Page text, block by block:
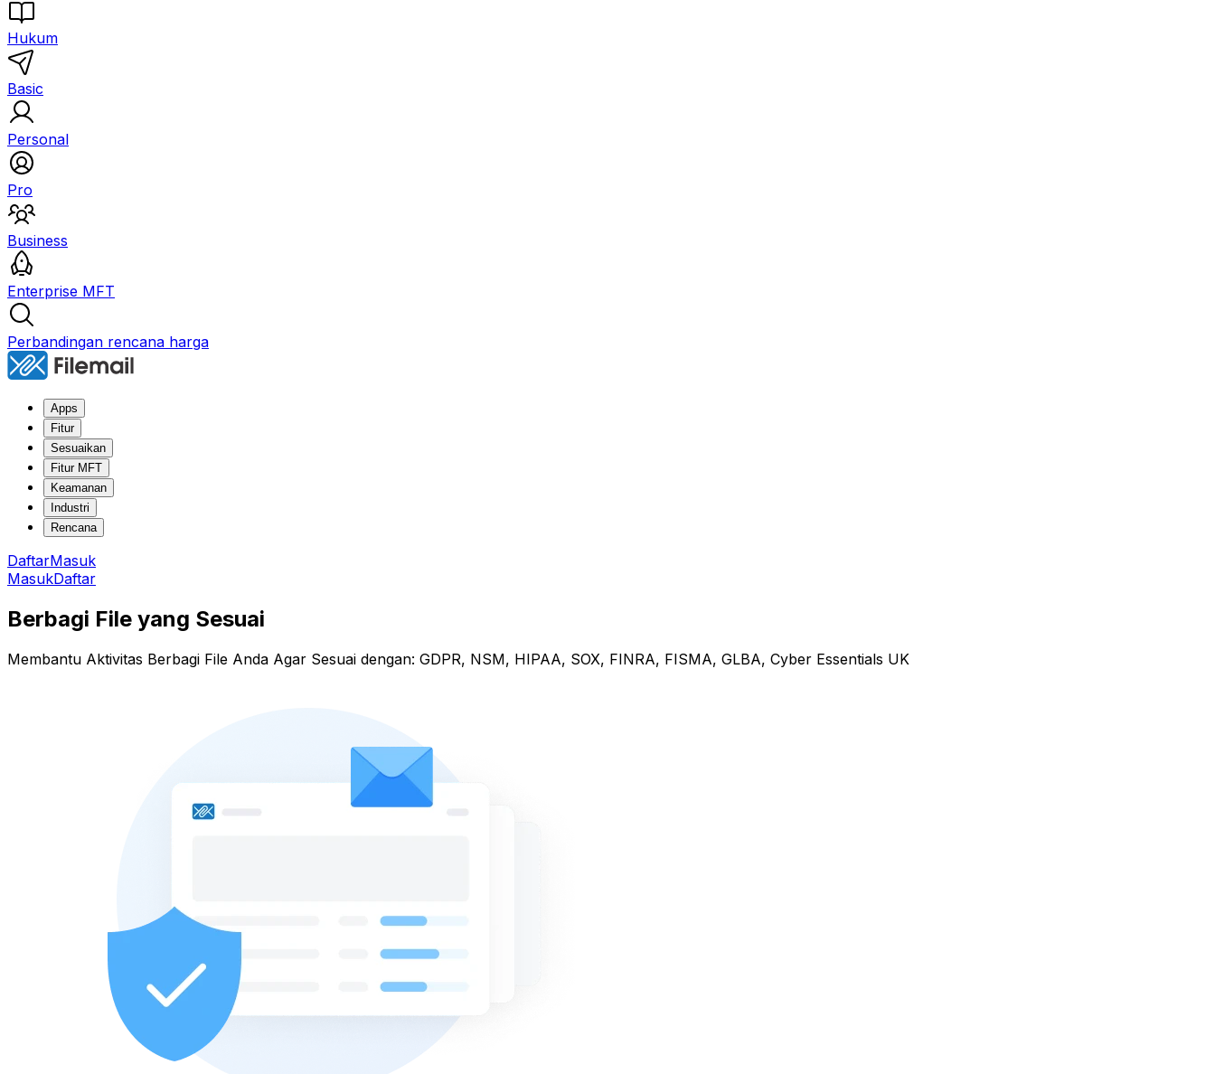
Hukum
Basic
Personal
Pro
Business
Enterprise MFT
Perbandingan rencana harga
Apps
Fitur
Sesuaikan
Fitur MFT
Keamanan
Industri
Rencana
DaftarMasuk
MasukDaftar
Berbagi File yang Sesuai
Membantu Aktivitas Berbagi File Anda Agar Sesuai dengan: GDPR, NSM, HIPAA, SOX, FINRA, FISMA, GLBA, Cyber Essentials UK